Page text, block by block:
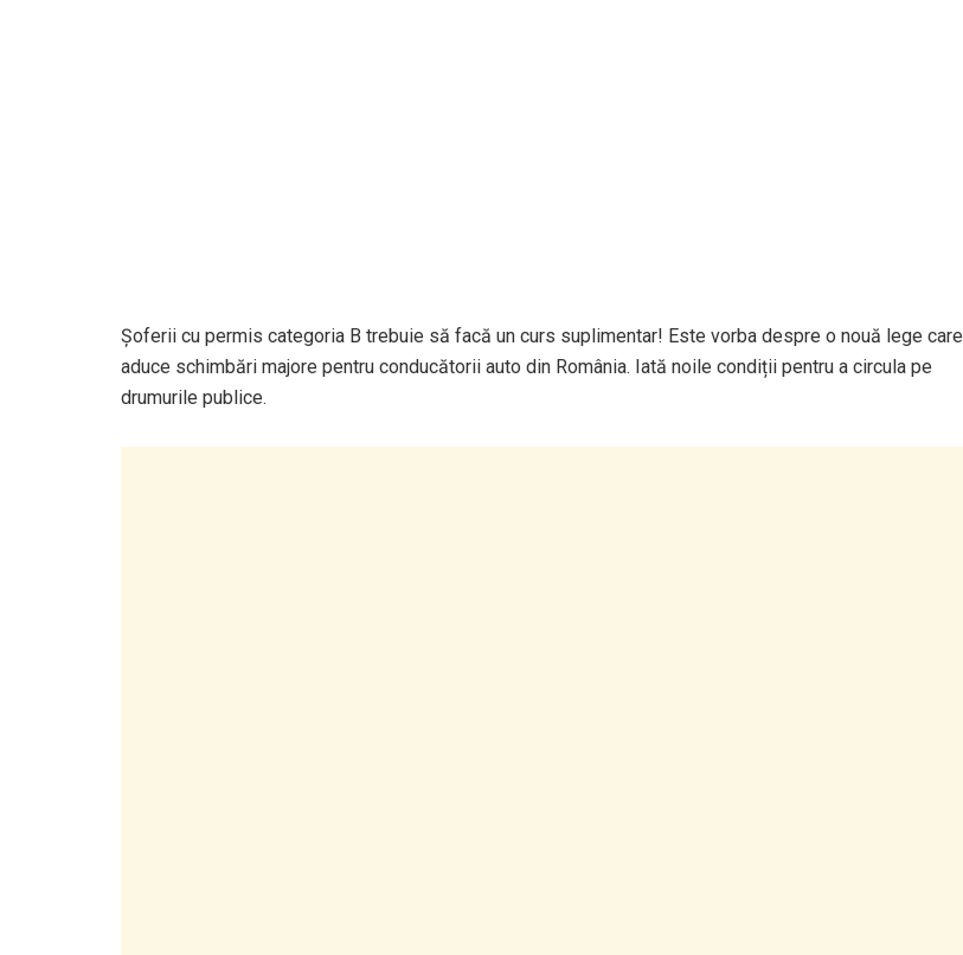
Șoferii cu permis categoria B trebuie să facă un curs suplimentar! Este vorba despre o nouă lege care
aduce schimbări majore pentru conducătorii auto din România. Iată noile condiții pentru a circula pe
drumurile publice.